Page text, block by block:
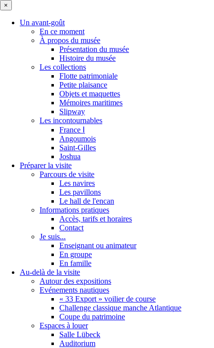
×
Un avant-goût
En ce moment
À propos du musée
Présentation du musée
Histoire du musée
Les collections
Flotte patrimoniale
Petite plaisance
Objets et maquettes
Mémoires maritimes
Slipway
Les incontournables
France Ⅰ
Angoumois
Saint-Gilles
Joshua
Préparer la visite
Parcours de visite
Les navires
Les pavillons
Le hall de l'encan
Informations pratiques
Accès, tarifs et horaires
Contact
Je suis...
Enseignant ou animateur
En groupe
En famille
Au-delà de la visite
Autour des expositions
Evénements nautiques
« 33 Export » voilier de course
Challenge classique manche Atlantique
Coupe du patrimoine
Espaces à louer
Salle Lübeck
Auditorium